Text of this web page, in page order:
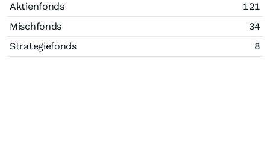
Aktienfonds
121
Mischfonds
34
Strategiefonds
8